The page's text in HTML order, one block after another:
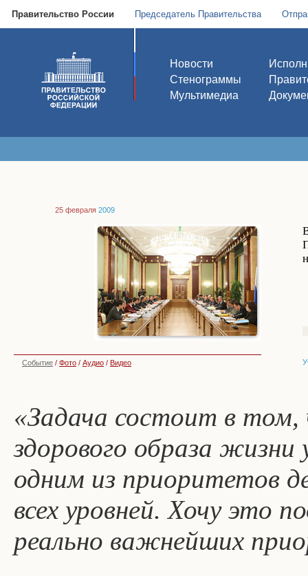
Правительство России Председатель Правительства
Новости
Стенограммы
Мультимедиа
25 февраля 2009
Событие / Фото / Аудио / Видео
«Задача состоит в
здорового образа жизни
одним из приоритетов
всех уровней. Хочу это
реально важнейших